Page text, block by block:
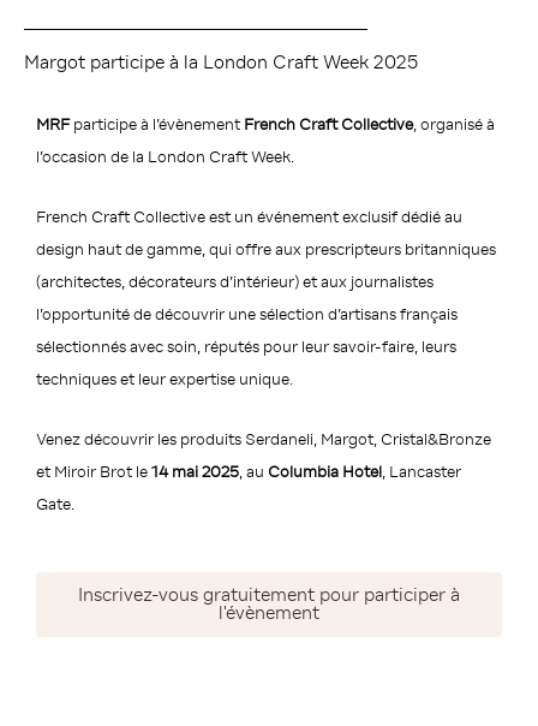
Margot participe à la London Craft Week 2025
MRFparticipe à l’évènement French Craft Collective, organisé à
l’occasion de la London Craft Week.
French Craft Collective est un événement exclusif dédié au
design haut de gamme, qui offre aux prescripteurs britanniques
(architectes, décorateurs d’intérieur) et aux journalistes
l’opportunité de découvrir une sélection d’artisans français
sélectionnés avec soin, réputés pour leur savoir-faire, leurs
techniques et leur expertise unique.
Venez découvrir les produits Serdaneli, Margot, Cristal&Bronze
et Miroir Brot le 14 mai 2025 , au Columbia Hotel , Lancaster
Gate.
Inscrivez-vous gratuitement pour participer à
l'évènement